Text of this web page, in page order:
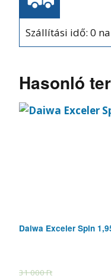
Szállítási idő: 0
Hasonló
Daiwa Exceler Spin
31 000Ft